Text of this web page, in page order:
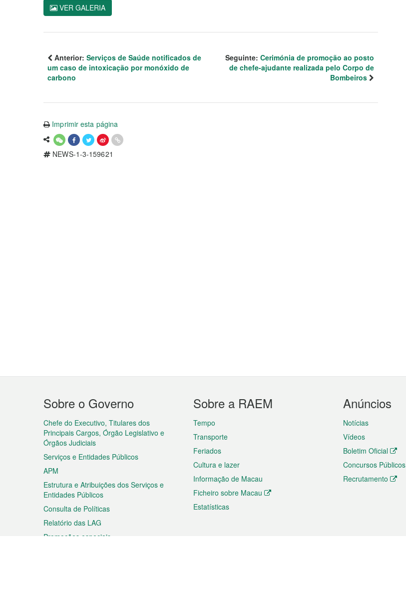
VER GALERIA
Anterior: Serviços de Saúde notificados de
um caso de intoxicação por monóxido de
carbono
Seguinte: Cerimónia de promoção ao posto
de chefe-ajudante realizada pelo Corpo de
Bombeiros
Imprimir esta página
NEWS-1-3-159621
Menu
do
rodapé
Sobre o Governo
Chefe do Executivo, Titulares dos
Principais Cargos, Órgão Legislativo e
Órgãos Judiciais
Serviços e Entidades Públicos
APM
Estrutura e Atribuições dos Serviços e
Entidades Públicos
Consulta de Políticas
Relatório das LAG
Promoções especiais
Sobre a RAEM
Tempo
Transporte
Feriados
Cultura e lazer
Informação de Macau
Ficheiro sobre Macau
Estatísticas
Anúncios
Notícias
Vídeos
Boletim Oficial
Concursos Públicos
Recrutamento